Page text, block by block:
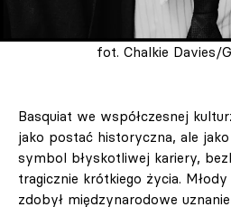
fot. Chalkie Davies/
Basquiat we współczesnej
jako postać historyczna, ale
symbol błyskotliwej kariery,
tragicznie krótkiego życia.
zdobył międzynarodowe